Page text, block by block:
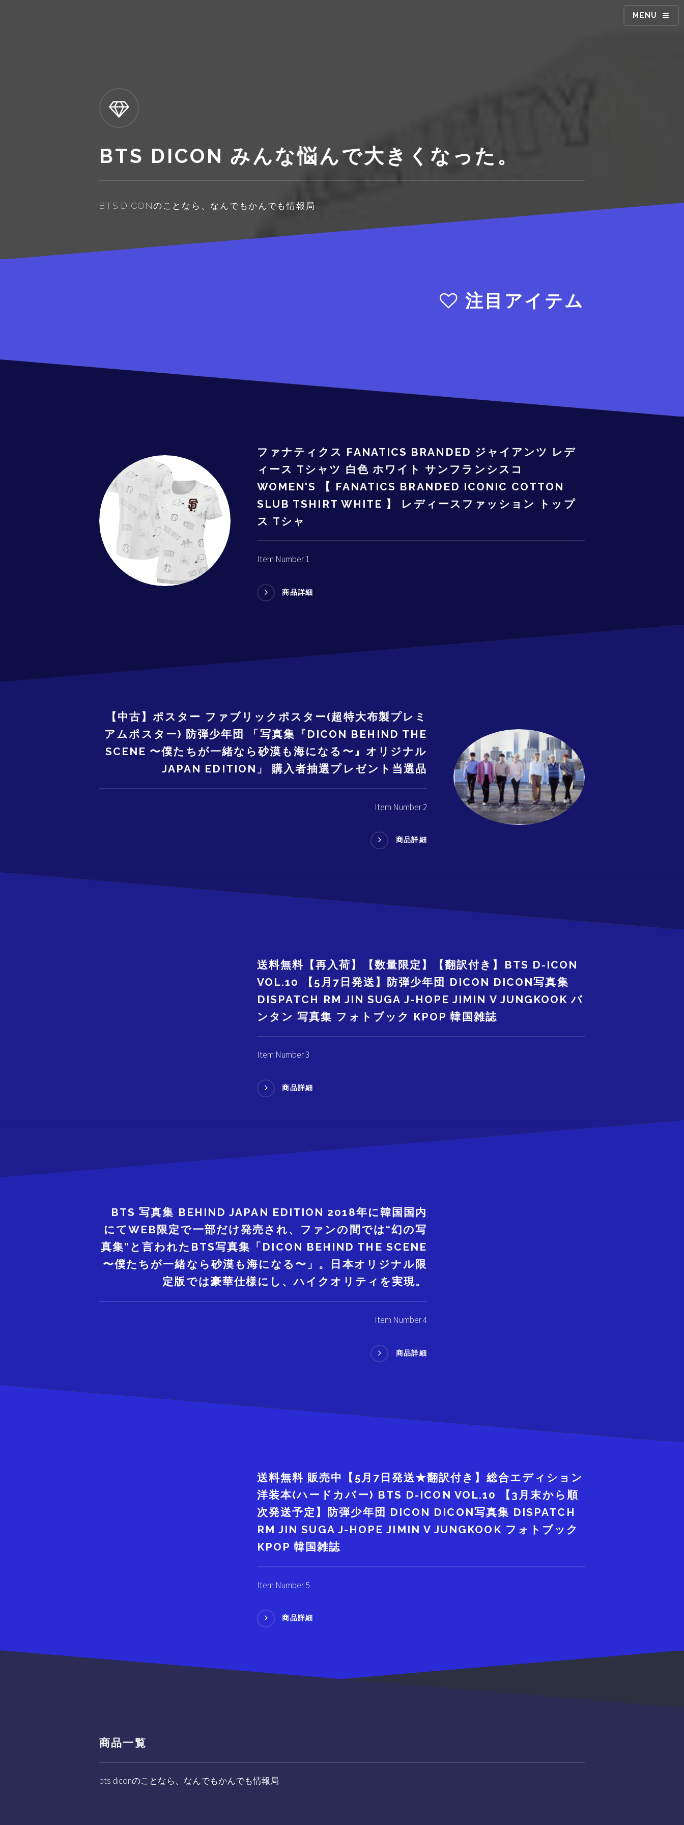
MENU
BTS DICON みんな悩んで大きくなった。
BTS DICONのことなら、なんでもかんでも情報局
注目アイテム
ファナティクス FANATICS BRANDED ジャイアンツ レデ
ィース Tシャツ 白色 ホワイト サンフランシスコ
WOMEN'S 【 FANATICS BRANDED ICONIC COTTON
SLUB TSHIRT WHITE 】 レディースファッション トップ
ス Tシャ
Item Number 1
商品詳細
【中古】ポスター ファブリックポスター(超特大布製プレミ
アムポスター) 防弾少年団 「写真集『DICON BEHIND THE
SCENE 〜僕たちが一緒なら砂漠も海になる〜』オリジナル
JAPAN EDITION」 購入者抽選プレゼント当選品
Item Number 2
商品詳細
送料無料【再入荷】【数量限定】【翻訳付き】BTS D-ICON
VOL.10 【5月7日発送】防弾少年団 DICON DICON写真集
DISPATCH RM JIN SUGA J-HOPE JIMIN V JUNGKOOK バ
ンタン 写真集 フォトブック KPOP 韓国雑誌
Item Number 3
商品詳細
BTS 写真集 BEHIND JAPAN EDITION 2018年に韓国国内
にてWEB限定で一部だけ発売され、ファンの間では“幻の写
真集”と言われたBTS写真集「DICON BEHIND THE SCENE
〜僕たちが一緒なら砂漠も海になる〜」。日本オリジナル限
定版では豪華仕様にし、ハイクオリティを実現。
Item Number 4
商品詳細
送料無料 販売中【5月7日発送★翻訳付き】総合エディション
洋装本(ハードカバー) BTS D-ICON VOL.10 【3月末から順
次発送予定】防弾少年団 DICON DICON写真集 DISPATCH
RM JIN SUGA J-HOPE JIMIN V JUNGKOOK フォトブック
KPOP 韓国雑誌
Item Number 5
商品詳細
商品一覧
bts diconのことなら、なんでもかんでも情報局